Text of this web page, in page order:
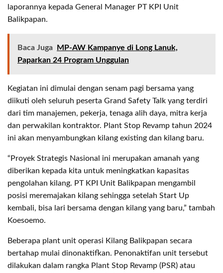
laporannya kepada General Manager PT KPI Unit
Balikpapan.
Baca Juga
MP-AW Kampanye di Long Lanuk,
Paparkan 24 Program Unggulan
Kegiatan ini dimulai dengan senam pagi bersama yang
diikuti oleh seluruh peserta Grand Safety Talk yang terdiri
dari tim manajemen, pekerja, tenaga alih daya, mitra kerja
dan perwakilan kontraktor. Plant Stop Revamp tahun 2024
ini akan menyambungkan kilang existing dan kilang baru.
“Proyek Strategis Nasional ini merupakan amanah yang
diberikan kepada kita untuk meningkatkan kapasitas
pengolahan kilang. PT KPI Unit Balikpapan mengambil
posisi meremajakan kilang sehingga setelah Start Up
kembali, bisa lari bersama dengan kilang yang baru,” tambah
Koesoemo.
Beberapa plant unit operasi Kilang Balikpapan secara
bertahap mulai dinonaktifkan. Penonaktifan unit tersebut
dilakukan dalam rangka Plant Stop Revamp (PSR) atau